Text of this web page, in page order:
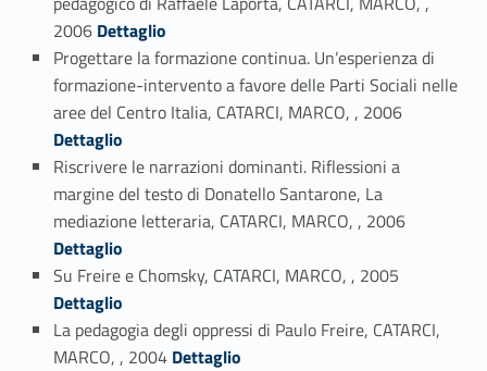
2006Link identifier #identifier_person_188534-48
Dettaglio
Progettare la formazione continua. Un’esperienza di
formazione-intervento a favore delle Parti Sociali nelle
aree del Centro Italia, CATARCI, MARCO, , 2006
Dettaglio
Riscrivere le narrazioni dominanti. Riflessioni a
margine del testo di Donatello Santarone, La
mediazione letteraria, CATARCI, MARCO, , 2006
Dettaglio
Su Freire e Chomsky, CATARCI, MARCO, , 2005
Dettaglio
La pedagogia degli oppressi di Paulo Freire, CATARCI,
MARCO, , 2004Link identifier #identifier_person_17156-52
Dettaglio